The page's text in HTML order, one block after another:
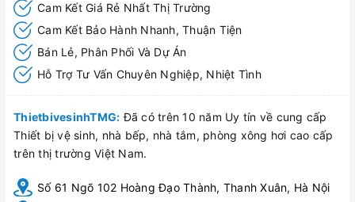
Cam Kết Giá Rẻ Nhất Thị Trường
Cam Kết Bảo Hành Nhanh, Thuận Tiện
Bán Lẻ, Phân Phối Và Dự Án
Hỗ Trợ Tư Vấn Chuyên Nghiệp, Nhiệt Tình
ThietbivesinhTMG: Đã có trên 10 năm Uy tín về cung cấp
Thiết bị vệ sinh, nhà bếp, nhà tắm, phòng xông hơi cao cấp
trên thị trường Việt Nam.
Số 61 Ngõ 102 Hoàng Đạo Thành, Thanh Xuân, Hà Nội